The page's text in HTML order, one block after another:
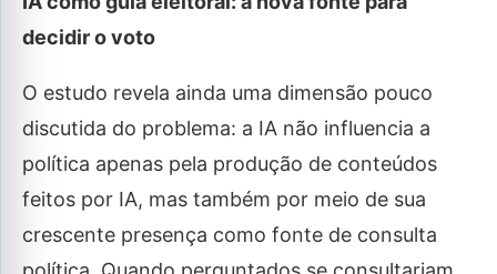
decidir o voto
O estudo revela ainda uma dimensão pouco
discutida do problema: a IA não influencia a
política apenas pela produção de conteúdos
feitos por IA, mas também por meio de sua
crescente presença como fonte de consulta